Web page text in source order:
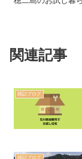
関連記事
雑記ブログ
雑記ブログ